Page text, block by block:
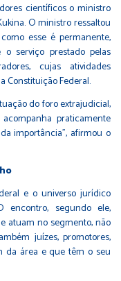
científicos o ministro
O ministro ressaltou
esse é permanente,
serviço prestado pelas
cujas atividades
Constituição Federal.
do foro extrajudicial,
praticamente
importância", afirmou o
e o universo jurídico
encontro, segundo ele,
atuam no segmento, não
juízes, promotores,
da área e que têm o seu